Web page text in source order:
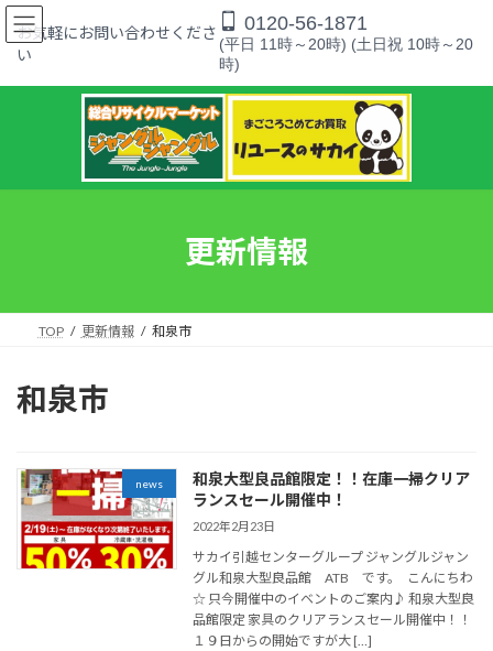
コ
ン
ッ
ナ
ビ
移
お気軽にお問い合わせくださ
い
0120-56-1871
(平日 11時～20時) (土日祝 10時～20
時)
更新情報
TOP 更新情報 和泉市
和泉市
news
和泉大型良品館限定！！在庫一掃クリア
ランスセール開催中！
2022年2月23日
サカイ引越センターグループ ジャングルジャン
グル和泉大型良品館 ATB です。 こんにちわ
☆ 只今開催中のイベントのご案内♪ 和泉大型良
品館限定 家具のクリアランスセール開催中！！
１９日からの開始ですが大 […]